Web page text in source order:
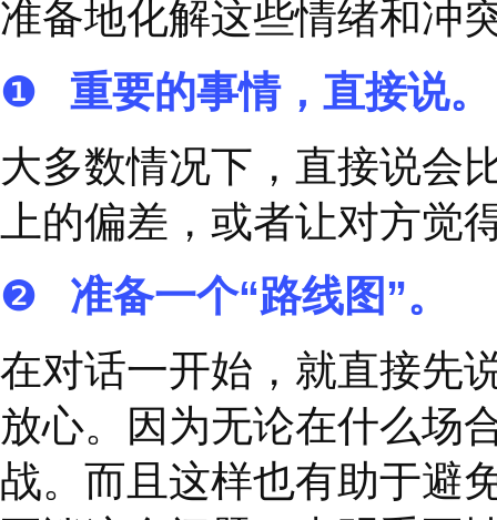
❸
承认错误：如果
为什么错了，之后你
❹
保持公平：客观
做到不偏不倚。
3、掌握、沟通技巧、
艰难对话之所以被称